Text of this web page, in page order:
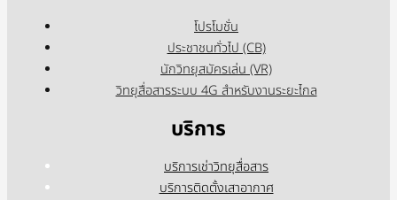
โปรโมชั่น
ประชาชนทั่วไป (CB)
นักวิทยุสมัครเล่น (VR)
วิทยุสื่อสารระบบ 4G สำหรับงานระยะไกล
บริการ
บริการเช่าวิทยุสื่อสาร
บริการติดตั้งเสาอากาศ